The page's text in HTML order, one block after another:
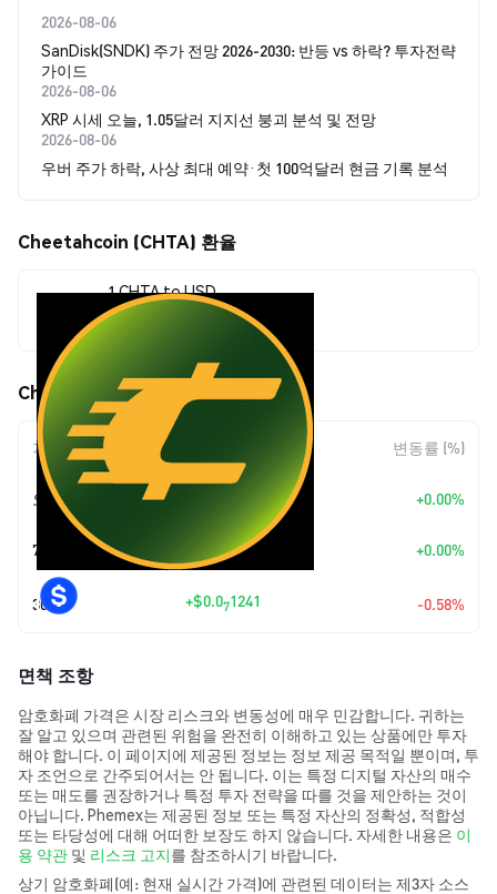
2026-08-06
SanDisk(SNDK) 주가 전망 2026-2030: 반등 vs 하락? 투자전략
가이드
2026-08-06
XRP 시세 오늘, 1.05달러 지지선 붕괴 분석 및 전망
2026-08-06
우버 주가 하락, 사상 최대 예약·첫 100억달러 현금 기록 분석
Cheetahcoin (CHTA) 환율
1 CHTA to USD
Cheetahcoin (CHTA) 가격 움직임
기간 변동률 (%)
오늘 +0.00%
7일 $0.00 +0.00%
30일 +$0.071241 -0.58%
면책 조항
암호화폐 가격은 시장 리스크와 변동성에 매우 민감합니다. 귀하는
잘 알고 있으며 관련된 위험을 완전히 이해하고 있는 상품에만 투자
해야 합니다. 이 페이지에 제공된 정보는 정보 제공 목적일 뿐이며, 투
자 조언으로 간주되어서는 안 됩니다. 이는 특정 디지털 자산의 매수
또는 매도를 권장하거나 특정 투자 전략을 따를 것을 제안하는 것이
아닙니다. Phemex는 제공된 정보 또는 특정 자산의 정확성, 적합성
또는 타당성에 대해 어떠한 보장도 하지 않습니다. 자세한 내용은 이
용 약관 및 리스크 고지를 참조하시기 바랍니다.
상기 암호화폐(예: 현재 실시간 가격)에 관련된 데이터는 제3자 소스